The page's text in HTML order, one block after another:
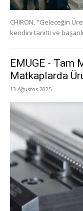
CHIRON, "Geleceğin
kendini tanıttı ve
EMUGE - Tam
Matkaplarda
13 Ağustos 2025